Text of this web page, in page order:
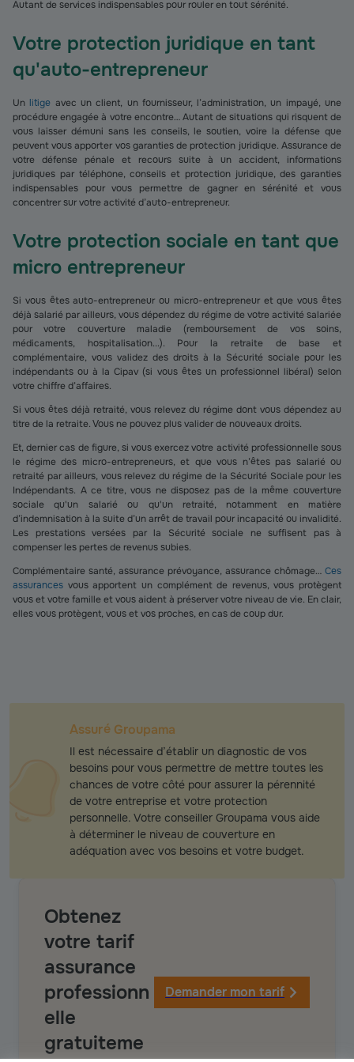
Autant de services indispensables pour rouler en tout sérénité.
Votre protection juridique en tant
qu'auto-entrepreneur
Un litige avec un client, un fournisseur, l’administration, un impayé, une
procédure engagée à votre encontre… Autant de situations qui risquent de
vous laisser démuni sans les conseils, le soutien, voire la défense que
peuvent vous apporter vos garanties de protection juridique. Assurance de
votre défense pénale et recours suite à un accident, informations
juridiques par téléphone, conseils et protection juridique, des garanties
indispensables pour vous permettre de gagner en sérénité et vous
concentrer sur votre activité d’auto-entrepreneur.
Votre protection sociale en tant que
micro entrepreneur
Si vous êtes auto-entrepreneur ou micro-entrepreneur et que vous êtes
déjà salarié par ailleurs, vous dépendez du régime de votre activité salariée
pour votre couverture maladie (remboursement de vos soins,
médicaments, hospitalisation...). Pour la retraite de base et
complémentaire, vous validez des droits à la Sécurité sociale pour les
indépendants ou à la Cipav (si vous êtes un professionnel libéral) selon
votre chiffre d’affaires.
Si vous êtes déjà retraité, vous relevez du régime dont vous dépendez au
titre de la retraite. Vous ne pouvez plus valider de nouveaux droits.
Et, dernier cas de figure, si vous exercez votre activité professionnelle sous
le régime des micro-entrepreneurs, et que vous n’êtes pas salarié ou
retraité par ailleurs, vous relevez du régime de la Sécurité Sociale pour les
Indépendants. A ce titre, vous ne disposez pas de la même couverture
sociale qu'un salarié ou qu'un retraité, notamment en matière
d’indemnisation à la suite d’un arrêt de travail pour incapacité ou invalidité.
Les prestations versées par la Sécurité sociale ne suffisent pas à
compenser les pertes de revenus subies.
Complémentaire santé, assurance prévoyance, assurance chômage… Ces
assurances vous apportent un complément de revenus, vous protègent
vous et votre famille et vous aident à préserver votre niveau de vie. En clair,
elles vous protègent, vous et vos proches, en cas de coup dur.
Assuré Groupama
Il est nécessaire d’établir un diagnostic de vos
besoins pour vous permettre de mettre toutes les
chances de votre côté pour assurer la pérennité
de votre entreprise et votre protection
personnelle. Votre conseiller Groupama vous aide
à déterminer le niveau de couverture en
adéquation avec vos besoins et votre budget.
Obtenez
votre tarif
assurance
professionn
elle
gratuiteme
Demander mon tarif